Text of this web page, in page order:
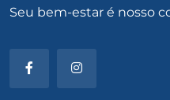
Seu bem-estar é nosso